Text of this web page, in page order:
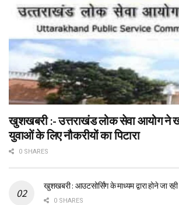
खुशखबरी :- उत्तराखंड लोक सेवा आयोग ने
युवाओं के लिए नौकरीयों का पिटारा
0 SHARES
खुशखबरी : आउटसोर्सिंग के माध्यम द्वारा होने जा
0 SHARES